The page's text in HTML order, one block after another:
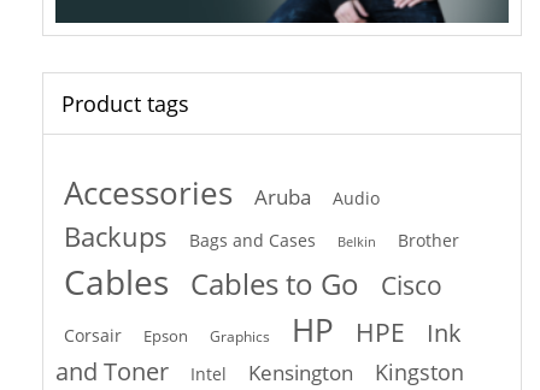
Product tags
Accessories Aruba Audio
Backups Bags and Cases Belkin Brother
Cables Cables to Go Cisco
Corsair Epson Graphics HP HPE
Ink
and Toner
Intel Kensington Kingston